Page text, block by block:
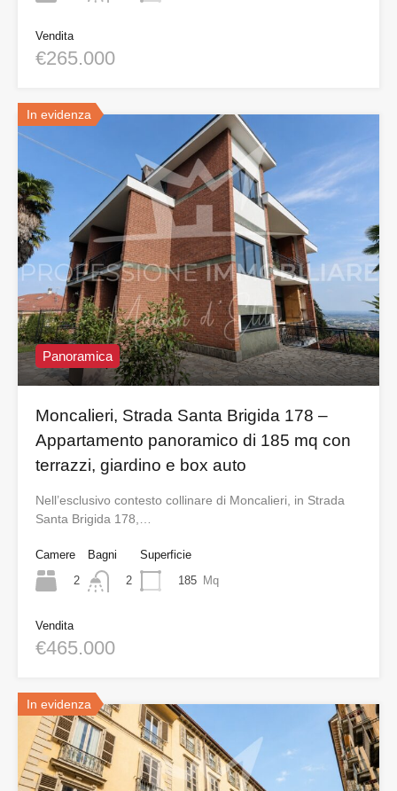
Vendita
€265.000
In evidenza
Panoramica
Moncalieri, Strada Santa Brigida 178 –
Appartamento panoramico di 185 mq con
terrazzi, giardino e box auto
Nell’esclusivo contesto collinare di Moncalieri, in Strada
Santa Brigida 178,…
Camere
2
Bagni
2
Superficie
185 Mq
Vendita
€465.000
In evidenza